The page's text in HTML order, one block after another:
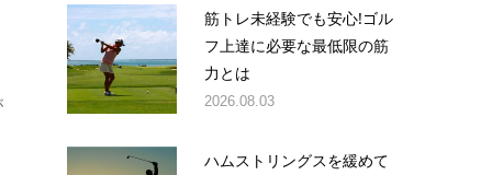
筋トレ未経験でも安心!ゴル
フ上達に必要な最低限の筋
力とは
2026.08.03
ハムストリングスを緩めて